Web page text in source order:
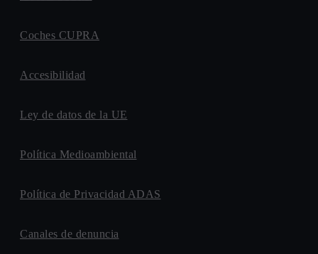
Coches CUPRA
Accesibilidad
Ley de datos de la UE
Política Medioambiental
Política de Privacidad ADAS
Canales de denuncia